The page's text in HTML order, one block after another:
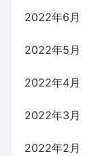
2022年6月
2022年5月
2022年4月
2022年3月
2022年2月